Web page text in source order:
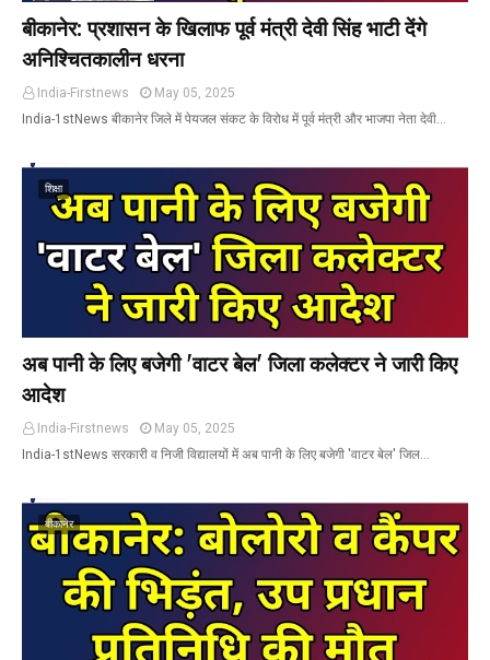
बीकानेर: प्रशासन के खिलाफ पूर्व मंत्री देवी सिंह भाटी देंगे
अनिश्चितकालीन धरना
India-Firstnews
May 05, 2025
India-1stNews बीकानेर जिले में पेयजल संकट के विरोध में पूर्व मंत्री और भाजपा नेता देवी…
शिक्षा
अब पानी के लिए बजेगी 'वाटर बेल' जिला कलेक्टर ने जारी किए
आदेश
India-Firstnews
May 05, 2025
India-1stNews सरकारी व निजी विद्यालयों में अब पानी के लिए बजेगी 'वाटर बेल' जिल…
बीकानेर